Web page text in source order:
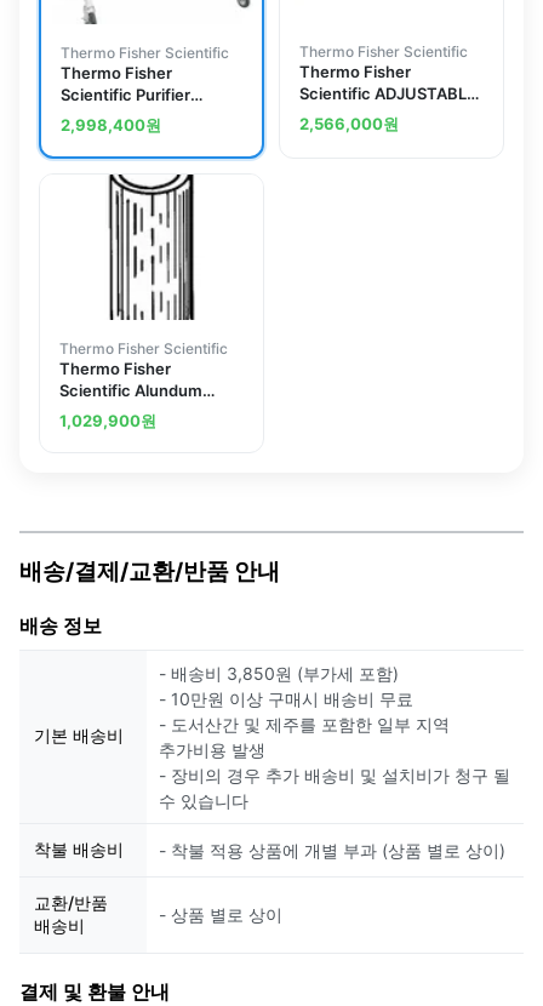
Thermo Fisher Scientific
Thermo Fisher
Scientific Purifier
Logic+ and PuriCare
Base Stand
2,998,400원
Thermo Fisher Scientific
Thermo Fisher
Scientific ADJUSTABLE
HEIGHT STAND 4FT B2
2,566,000원
Thermo Fisher Scientific
Thermo Fisher
Scientific Alundum
Extraction Thimbles
1,029,900원
배송/결제/교환/반품 안내
배송 정보
기본 배송비
- 배송비 3,850원 (부가세 포함)
- 10만원 이상 구매시 배송비 무료
- 도서산간 및 제주를 포함한 일부 지역
추가비용 발생
- 장비의 경우 추가 배송비 및 설치비가 청구 될
수 있습니다
착불 배송비 - 착불 적용 상품에 개별 부과 (상품 별로 상이)
교환/반품
배송비
- 상품 별로 상이
결제 및 환불 안내